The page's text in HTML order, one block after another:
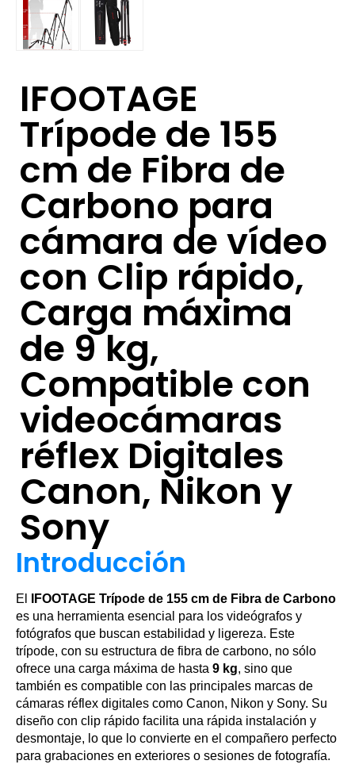
IFOOTAGE
Trípode de 155
cm de Fibra de
Carbono para
cámara de vídeo
con Clip rápido,
Carga máxima
de 9 kg,
Compatible con
videocámaras
réflex Digitales
Canon, Nikon y
Sony
Introducción
El
IFOOTAGE Trípode de 155 cm de Fibra de Carbono
es una herramienta esencial para los videógrafos y
fotógrafos que buscan estabilidad y ligereza. Este
trípode, con su estructura de fibra de carbono, no sólo
ofrece una carga máxima de hasta 9 kg, sino que
también es compatible con las principales marcas de
cámaras réflex digitales como Canon, Nikon y Sony. Su
diseño con clip rápido facilita una rápida instalación y
desmontaje, lo que lo convierte en el compañero perfecto
para grabaciones en exteriores o sesiones de fotografía.